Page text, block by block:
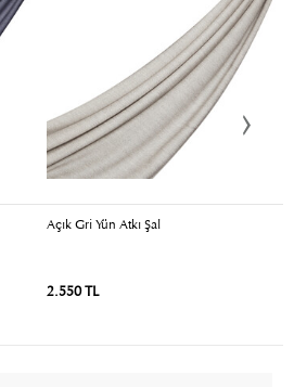
Açık Gri Yün Atkı Şal
2.550 TL